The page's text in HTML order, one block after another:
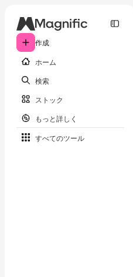
作成
ホーム
検索
ストック
もっと詳しく
すべてのツール